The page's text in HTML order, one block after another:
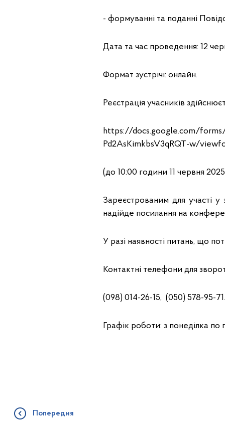
- формуванні та поданні
Дата та час проведення: 12
Формат зустрічі: онлайн.
Реєстрація учасників
https://docs.google.com/
Pd2AsKimkbsV3qRQT-w/
(до 10:00 години 11 червня
Зареєстрованим для участі у
надійде посилання на
У разі наявності питань, що
Контактні телефони для
(098) 014-26-15, (050) 578-95-71.
Графік роботи: з понеділка по
Попередня